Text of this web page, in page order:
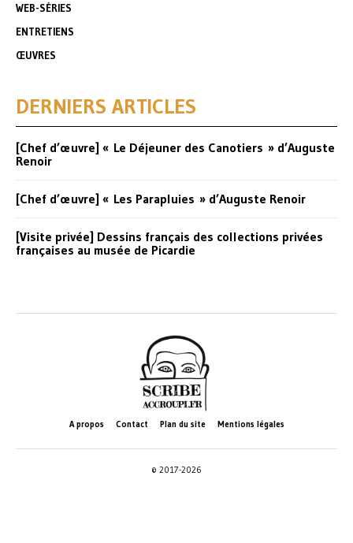
WEB-SÉRIES
ENTRETIENS
ŒUVRES
DERNIERS ARTICLES
[Chef d’œuvre] « Le Déjeuner des Canotiers » d’Auguste
Renoir
[Chef d’œuvre] « Les Parapluies » d’Auguste Renoir
[Visite privée] Dessins français des collections privées
françaises au musée de Picardie
A propos Contact Plan du site Mentions légales
© 2017-2026